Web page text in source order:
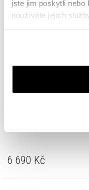
jste jim poskytli nebo
používáte jejich
6 690 Kč